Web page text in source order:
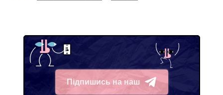
Підпишись на наш
Telegram